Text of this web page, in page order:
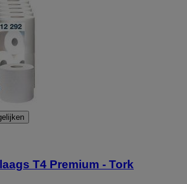
T4 Premium - Tork